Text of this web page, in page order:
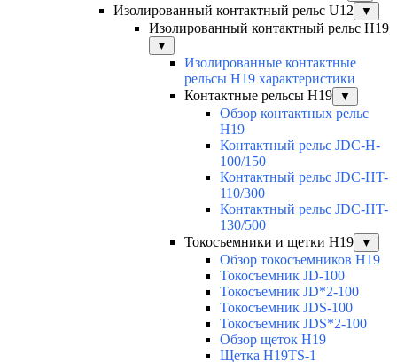
Изолированный контактный рельс U12 ▼
Изолированный контактный рельс Н19
▼
Изолированные контактные
рельсы Н19 характеристики
Контактные рельсы H19
▼
Обзор контактных рельс
H19
Контактный рельс JDC-H-
100/150
Контактный рельс JDC-HT-
110/300
Контактный рельс JDC-HT-
130/500
Токосъемники и щетки H19
▼
Обзор токосъемников H19
Токосъемник JD-100
Токосъемник JD*2-100
Токосъемник JDS-100
Токосъемник JDS*2-100
Обзор щеток H19
Щетка H19TS-1